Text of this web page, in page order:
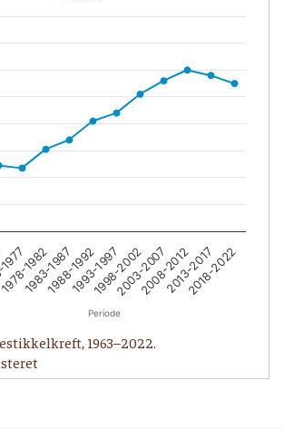
Periode
1982
1983-1987
1988-1992
1993-1997
1998-2002
2003-2007
2008-2012
2013-2017
2018-2022
1963–2022.